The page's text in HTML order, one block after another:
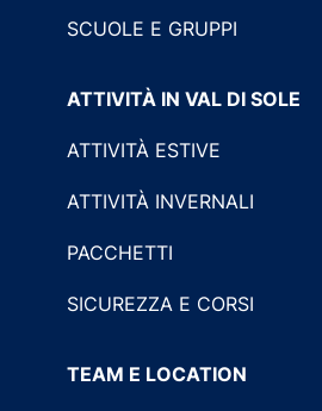
SCUOLE E GRUPPI
ATTIVITÀ IN VAL DI SOLE
ATTIVITÀ ESTIVE
ATTIVITÀ INVERNALI
PACCHETTI
SICUREZZA E CORSI
TEAM E LOCATION